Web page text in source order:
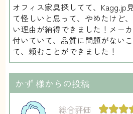
オフィス家具探してて、Kagg.jp
て怪しいと思って、やめたけど
い理由が納得できました！メー
付いていて、品質に問題がない
て、頼むことができました！
かず 様からの投稿
総合評価